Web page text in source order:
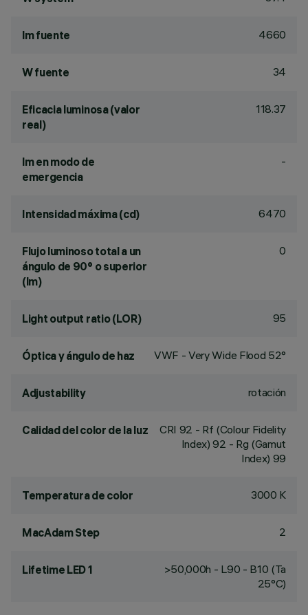
lm fuente 4660
W fuente 34
Eficacia luminosa (valor
real)
118.37
lm en modo de
emergencia
-
Intensidad máxima (cd) 6470
Flujo luminoso total a un
ángulo de 90° o superior
(lm)
0
Light output ratio (LOR) 95
Óptica y ángulo de haz VWF - Very Wide Flood 52°
Adjustability rotación
Calidad del color de la luz CRI 92 - Rf (Colour Fidelity
Index) 92 - Rg (Gamut
Index) 99
Temperatura de color 3000 K
MacAdam Step 2
Lifetime LED 1
>50,000h - L90 - B10 (Ta
25°C)